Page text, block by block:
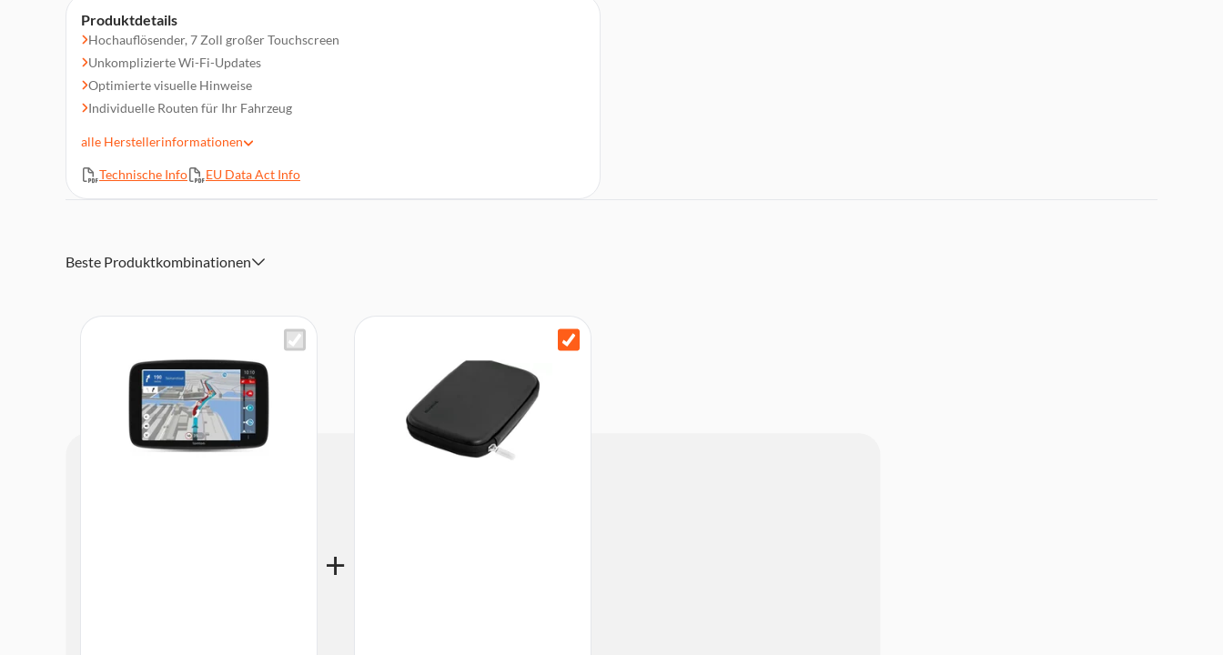
Produktdetails
Hochauflösender, 7 Zoll großer Touchscreen
Unkomplizierte Wi-Fi-Updates
Optimierte visuelle Hinweise
Individuelle Routen für Ihr Fahrzeug
Leistungsstarker Lautsprecher
Routenplanung mit mehreren Stopps
alle Herstellerinformationen
Technische Info EU Data Act Info
Beste Produktkombinationen